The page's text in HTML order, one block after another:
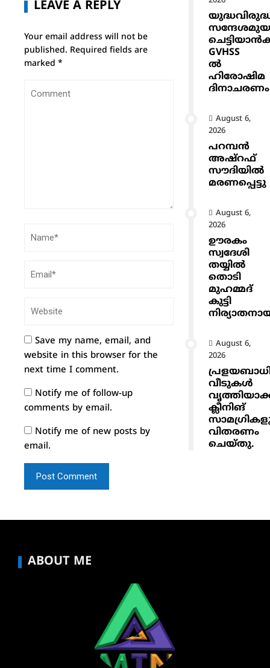
LEAVE A REPLY
Your email address will not be
published. Required fields are
marked *
Save my name, email, and
website in this browser for the
next time I comment.
Notify me of follow-up
comments by email.
Notify me of new posts by
email.
GVHSS
ൽ
ഹിരോഷിമ
ദിനാചരണം
August 6,
2026
പറമ്പൻ
അഷ്‌റഫ്
സൗദിയിൽ
മരണപ്പെട്ടു
August 6,
2026
ഊരകം
സ്വദേശി
തയ്യിൽ
തൊടി
മുഹമ്മദ്
കുട്ടി
August 6,
2026
വീടുകൾ
ക്ലീനിങ്
വിതരണം
ചെയ്തു.
ABOUT ME